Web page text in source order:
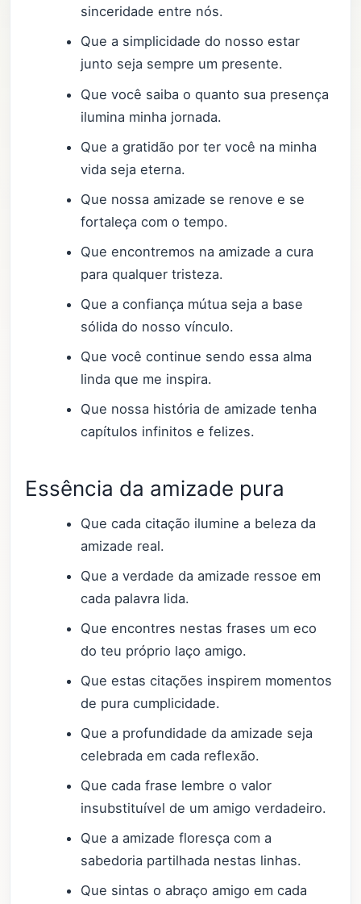
sinceridade entre nós.
Que a simplicidade do nosso estar
junto seja sempre um presente.
Que você saiba o quanto sua presença
ilumina minha jornada.
Que a gratidão por ter você na minha
vida seja eterna.
Que nossa amizade se renove e se
fortaleça com o tempo.
Que encontremos na amizade a cura
para qualquer tristeza.
Que a confiança mútua seja a base
sólida do nosso vínculo.
Que você continue sendo essa alma
linda que me inspira.
Que nossa história de amizade tenha
capítulos infinitos e felizes.
Essência da amizade pura
Que cada citação ilumine a beleza da
amizade real.
Que a verdade da amizade ressoe em
cada palavra lida.
Que encontres nestas frases um eco
do teu próprio laço amigo.
Que estas citações inspirem momentos
de pura cumplicidade.
Que a profundidade da amizade seja
celebrada em cada reflexão.
Que cada frase lembre o valor
insubstituível de um amigo verdadeiro.
Que a amizade floresça com a
sabedoria partilhada nestas linhas.
Que sintas o abraço amigo em cada